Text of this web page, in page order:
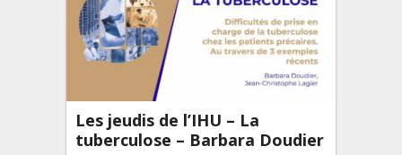
Les jeudis de l’IHU – La
tuberculose – Barbara Doudier